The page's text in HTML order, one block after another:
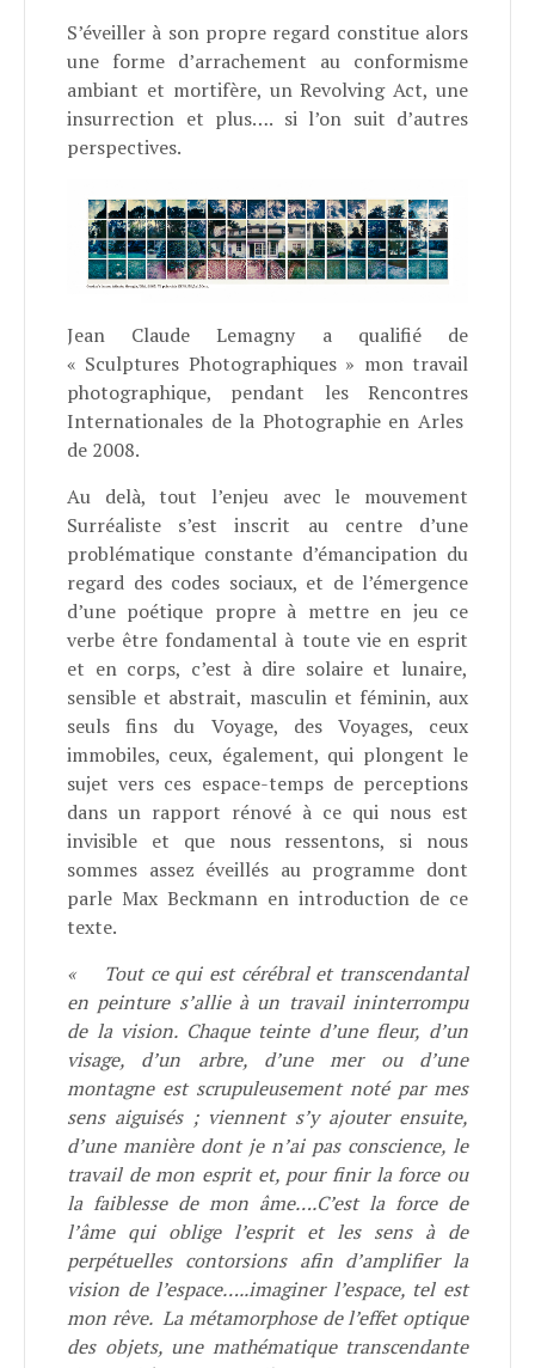
S’éveiller à son propre regard constitue alors
une forme d’arrachement au conformisme
ambiant et mortifère, un Revolving Act, une
insurrection et plus…. si l’on suit d’autres
perspectives.
Jean Claude Lemagny a qualifié de
« Sculptures Photographiques » mon travail
photographique, pendant les Rencontres
Internationales de la Photographie en Arles
de 2008.
Au delà, tout l’enjeu avec le mouvement
Surréaliste s’est inscrit au centre d’une
problématique constante d’émancipation du
regard des codes sociaux, et de l’émergence
d’une poétique propre à mettre en jeu ce
verbe être fondamental à toute vie en esprit
et en corps, c’est à dire solaire et lunaire,
sensible et abstrait, masculin et féminin, aux
seuls fins du Voyage, des Voyages, ceux
immobiles, ceux, également, qui plongent le
sujet vers ces espace-temps de perceptions
dans un rapport rénové à ce qui nous est
invisible et que nous ressentons, si nous
sommes assez éveillés au programme dont
parle Max Beckmann en introduction de ce
texte.
«
Tout ce qui est cérébral et transcendantal
en peinture s’allie à un travail ininterrompu
de la vision. Chaque teinte d’une fleur, d’un
visage, d’un arbre, d’une mer ou d’une
montagne est scrupuleusement noté par mes
sens aiguisés ; viennent s’y ajouter ensuite,
d’une manière dont je n’ai pas conscience, le
travail de mon esprit et, pour finir la force ou
la faiblesse de mon âme….C’est la force de
l’âme qui oblige l’esprit et les sens à de
perpétuelles contorsions afin d’amplifier la
vision de l’espace…..imaginer l’espace, tel est
mon rêve. La métamorphose de l’effet optique
des objets, une mathématique transcendante